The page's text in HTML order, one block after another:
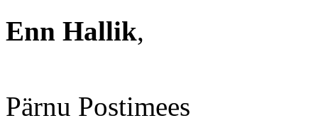
Enn Hallik,
Pärnu Postimees